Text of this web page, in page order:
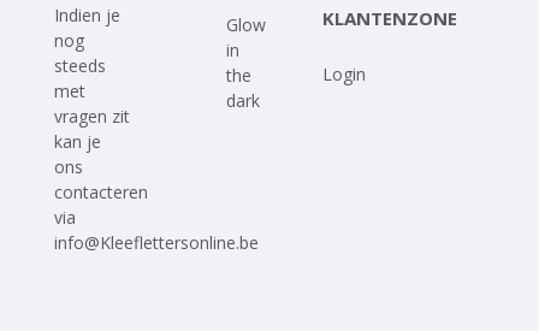
Indien je
nog
steeds
met
vragen zit
kan je
ons
contacteren
via
info@Kleeflettersonline.be
Glow
in
the
dark
KLANTENZONE
Login